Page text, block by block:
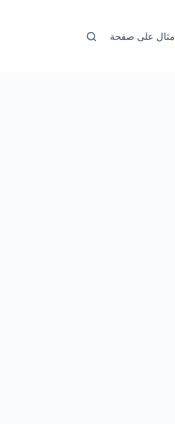
مثال على صفحة